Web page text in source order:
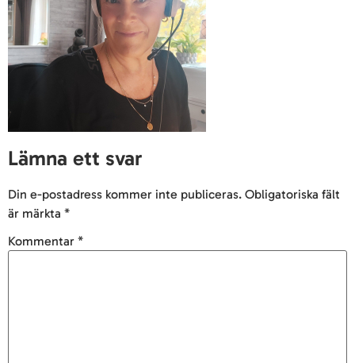
Lämna ett svar
Din e-postadress kommer inte publiceras. Obligatoriska fält
är märkta *
Kommentar *